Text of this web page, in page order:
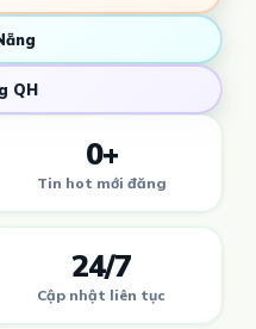
QH
0+
Tin hot mới đăng
24/7
Cập nhật liên tục